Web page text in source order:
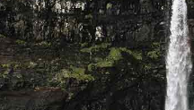
BLOG HOME